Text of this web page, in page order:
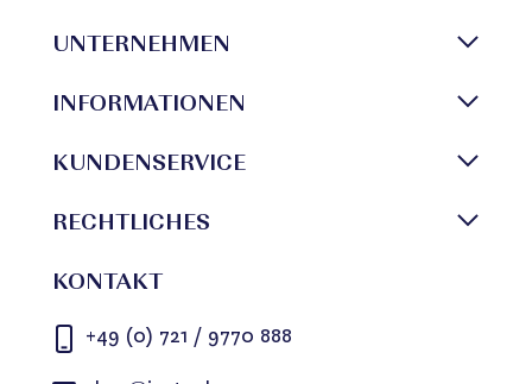
UNTERNEHMEN
INFORMATIONEN
KUNDENSERVICE
RECHTLICHES
KONTAKT
+49 (0) 721 / 9770 888